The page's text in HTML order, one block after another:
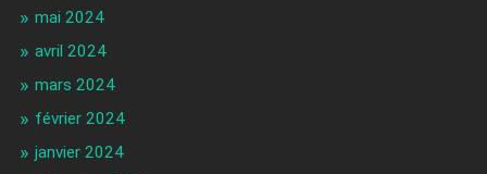
mai 2024
avril 2024
mars 2024
février 2024
janvier 2024